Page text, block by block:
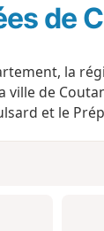
de
la
de
et le